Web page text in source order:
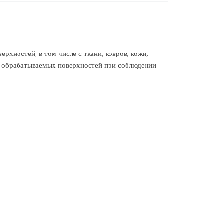
в том числе с ткани, ковров, кожи,
поверхностей при соблюдении